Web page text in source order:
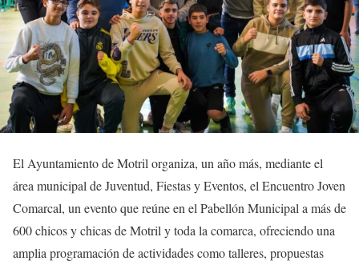
El Ayuntamiento de Motril organiza, un año más, mediante el
área municipal de Juventud, Fiestas y Eventos, el Encuentro Joven
Comarcal, un evento que reúne en el Pabellón Municipal a más de
600 chicos y chicas de Motril y toda la comarca, ofreciendo una
amplia programación de actividades como talleres, propuestas